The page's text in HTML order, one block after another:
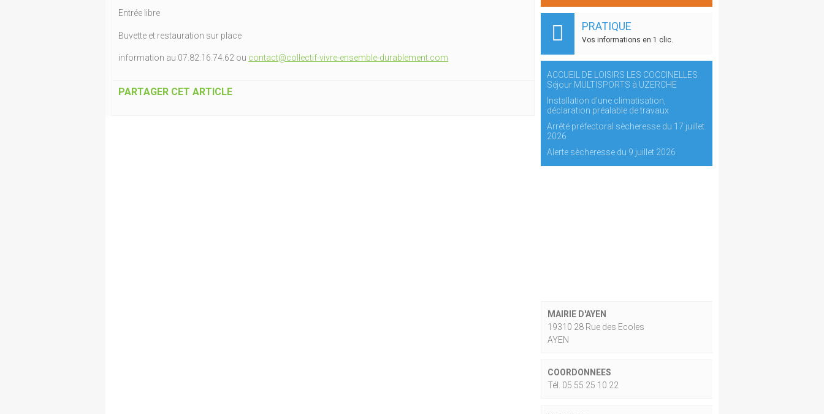
Entrée libre
Buvette et restauration sur place
information au 07.82.16.74.62 ou contact@collectif-vivre-ensemble-durablement.com
PARTAGER CET ARTICLE
PRATIQUE
Vos informations en 1 clic.
ACCUEIL DE LOISIRS LES COCCINELLES
Séjour MULTISPORTS à UZERCHE
Installation d'une climatisation,
déclaration préalable de travaux
Arrêté préfectoral sècheresse du 17 juillet
2026
Alerte sècheresse du 9 juillet 2026
MAIRIE D'AYEN
19310 28 Rue des Ecoles
AYEN
COORDONNEES
Tél. 05 55 25 10 22